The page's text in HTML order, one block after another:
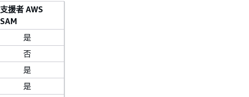
支援者 AWS
SAM
是
否
是
是